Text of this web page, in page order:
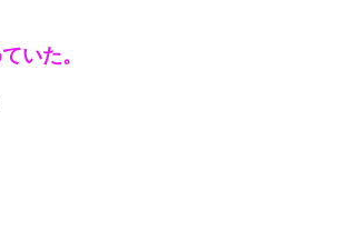
いた。